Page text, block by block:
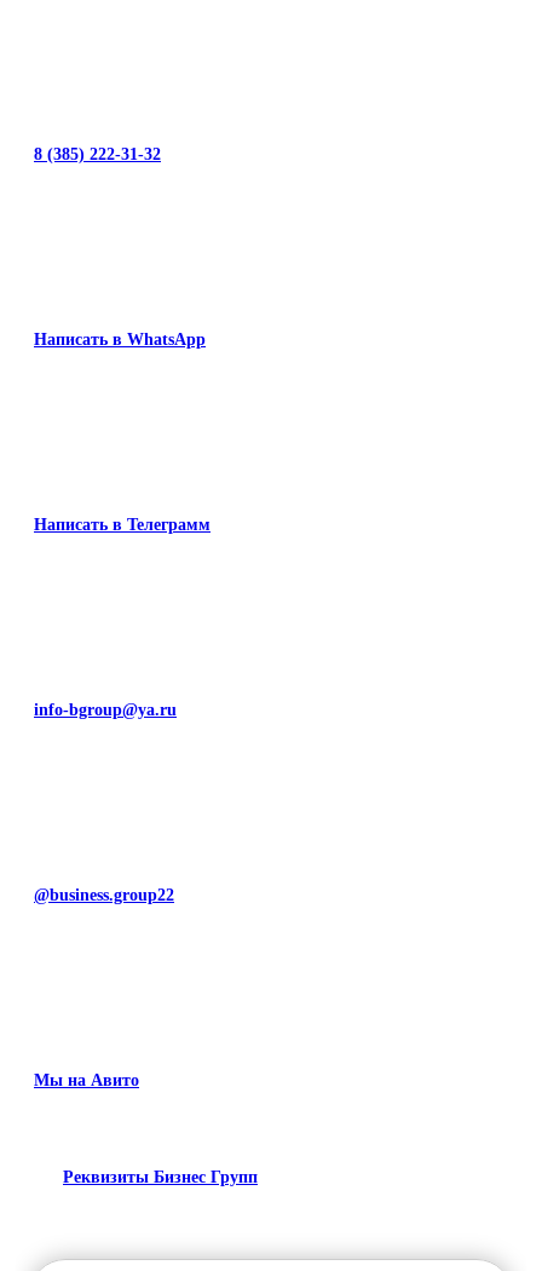
8 (385) 222-31-32
Написать в WhatsApp
Написать в Телеграмм
info-bgroup@ya.ru
@business.group22
Мы на Авито
Реквизиты Бизнес Групп